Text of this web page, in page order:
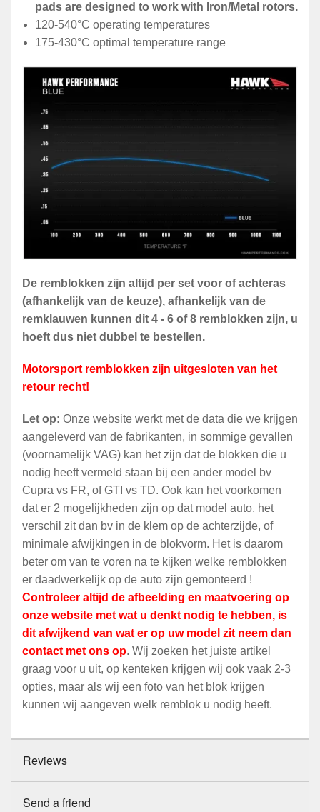
pads are designed to work with Iron/Metal rotors.
120-540°C operating temperatures
175-430°C optimal temperature range
De remblokken zijn altijd per set voor of achteras
(afhankelijk van de keuze), afhankelijk van de
remklauwen kunnen dit 4 - 6 of 8 remblokken zijn, u
hoeft dus niet dubbel te bestellen.
Motorsport remblokken zijn uitgesloten van het
retour recht!
Let op: Onze website werkt met de data die we krijgen
aangeleverd van de fabrikanten, in sommige gevallen
(voornamelijk VAG) kan het zijn dat de blokken die u
nodig heeft vermeld staan bij een ander model bv
Cupra vs FR, of GTI vs TD. Ook kan het voorkomen
dat er 2 mogelijkheden zijn op dat model auto, het
verschil zit dan bv in de klem op de achterzijde, of
minimale afwijkingen in de blokvorm. Het is daarom
beter om van te voren na te kijken welke remblokken
er daadwerkelijk op de auto zijn gemonteerd !
Controleer altijd de afbeelding en maatvoering op
onze website met wat u denkt nodig te hebben, is
dit afwijkend van wat er op uw model zit neem dan
contact met ons op. Wij zoeken het juiste artikel
graag voor u uit, op kenteken krijgen wij ook vaak 2-3
opties, maar als wij een foto van het blok krijgen
kunnen wij aangeven welk remblok u nodig heeft.
Reviews
Send a friend